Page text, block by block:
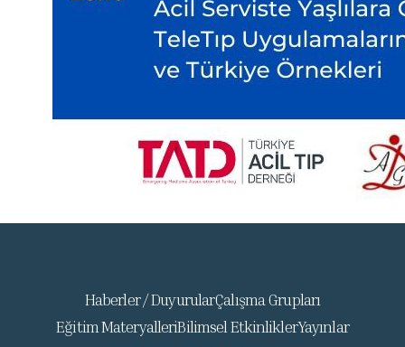
Haberler / DuyurularÇalışma Grupları
Eğitim MateryalleriBilimsel EtkinliklerYayınlar